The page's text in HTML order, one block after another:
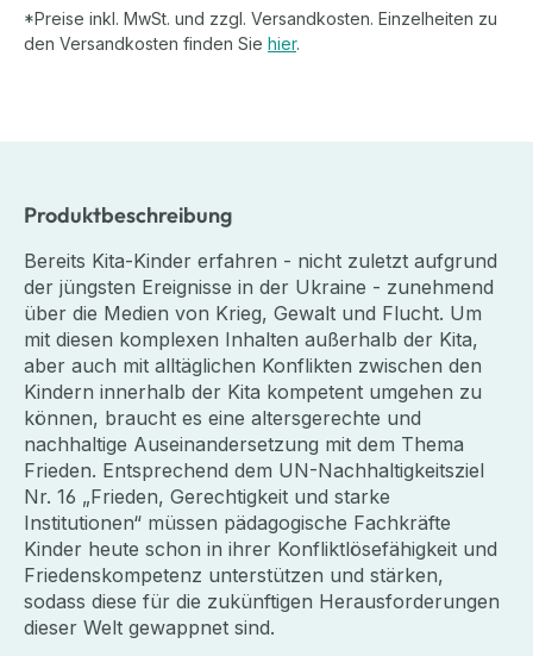
*Preise inkl. MwSt. und zzgl. Versandkosten. Einzelheiten zu
den Versandkosten finden Sie hier.
Produktbeschreibung
Bereits Kita-Kinder erfahren - nicht zuletzt aufgrund
der jüngsten Ereignisse in der Ukraine - zunehmend
über die Medien von Krieg, Gewalt und Flucht. Um
mit diesen komplexen Inhalten außerhalb der Kita,
aber auch mit alltäglichen Konflikten zwischen den
Kindern innerhalb der Kita kompetent umgehen zu
können, braucht es eine altersgerechte und
nachhaltige Auseinandersetzung mit dem Thema
Frieden. Entsprechend dem UN-Nachhaltigkeitsziel
Nr. 16 „Frieden, Gerechtigkeit und starke
Institutionen“ müssen pädagogische Fachkräfte
Kinder heute schon in ihrer Konfliktlösefähigkeit und
Friedenskompetenz unterstützen und stärken,
sodass diese für die zukünftigen Herausforderungen
dieser Welt gewappnet sind.